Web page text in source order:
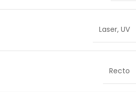
Laser, UV
Recto